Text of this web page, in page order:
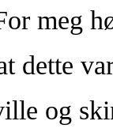
meg
dette
og